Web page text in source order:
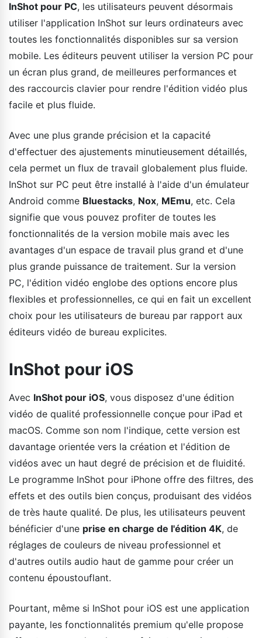
InShot pour PC, les utilisateurs peuvent désormais
utiliser l'application InShot sur leurs ordinateurs avec
toutes les fonctionnalités disponibles sur sa version
mobile. Les éditeurs peuvent utiliser la version PC pour
un écran plus grand, de meilleures performances et
des raccourcis clavier pour rendre l'édition vidéo plus
facile et plus fluide.
Avec une plus grande précision et la capacité
d'effectuer des ajustements minutieusement détaillés,
cela permet un flux de travail globalement plus fluide.
InShot sur PC peut être installé à l'aide d'un émulateur
Android comme Bluestacks, Nox, MEmu, etc. Cela
signifie que vous pouvez profiter de toutes les
fonctionnalités de la version mobile mais avec les
avantages d'un espace de travail plus grand et d'une
plus grande puissance de traitement. Sur la version
PC, l'édition vidéo englobe des options encore plus
flexibles et professionnelles, ce qui en fait un excellent
choix pour les utilisateurs de bureau par rapport aux
éditeurs vidéo de bureau explicites.
InShot pour iOS
Avec InShot pour iOS, vous disposez d'une édition
vidéo de qualité professionnelle conçue pour iPad et
macOS. Comme son nom l'indique, cette version est
davantage orientée vers la création et l'édition de
vidéos avec un haut degré de précision et de fluidité.
Le programme InShot pour iPhone offre des filtres, des
effets et des outils bien conçus, produisant des vidéos
de très haute qualité. De plus, les utilisateurs peuvent
bénéficier d'une prise en charge de l'édition 4K, de
réglages de couleurs de niveau professionnel et
d'autres outils audio haut de gamme pour créer un
contenu époustouflant.
Pourtant, même si InShot pour iOS est une application
payante, les fonctionnalités premium qu'elle propose